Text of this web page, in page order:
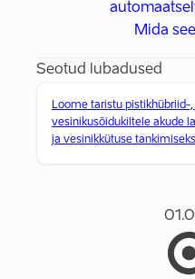
Mida
Seotud lubadused
Loome taristu pistikhübriid-
vesinikusõidukiltele akude
ja vesinikkütuse tankimiseks